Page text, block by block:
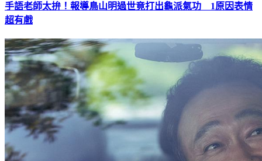
手語老師太拚！報導鳥山明過世竟打出龜派氣功 1原因表情
超有戲